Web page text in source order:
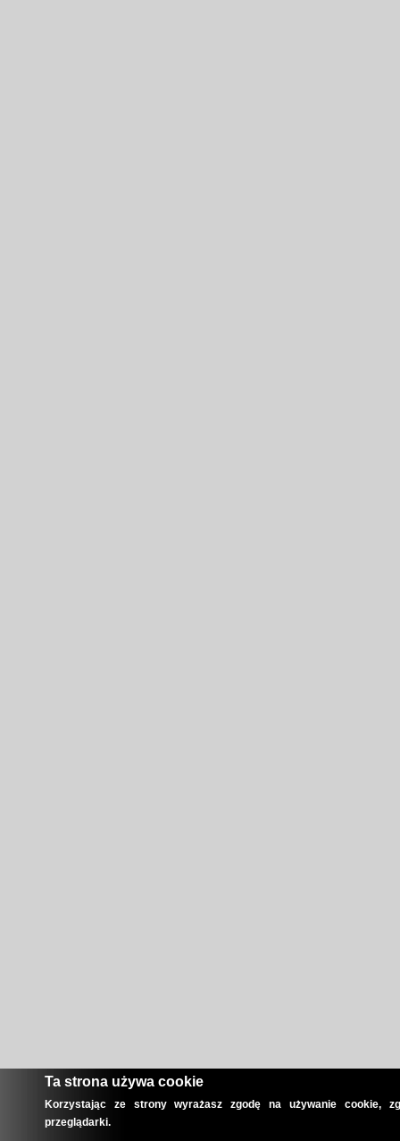
Ta strona używa cookie
Korzystając ze strony wyrażasz zgodę na używanie cookie,
przeglądarki.